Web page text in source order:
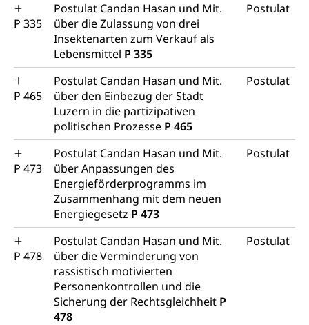
P 335
Postulat Candan Hasan und Mit.
über die Zulassung von drei
Insektenarten zum Verkauf als
Lebensmittel P 335
Postulat
P 465
Postulat Candan Hasan und Mit.
über den Einbezug der Stadt
Luzern in die partizipativen
politischen Prozesse P 465
Postulat
P 473
Postulat Candan Hasan und Mit.
über Anpassungen des
Energieförderprogramms im
Zusammenhang mit dem neuen
Energiegesetz P 473
Postulat
P 478
Postulat Candan Hasan und Mit.
über die Verminderung von
rassistisch motivierten
Personenkontrollen und die
Sicherung der Rechtsgleichheit P
478
Postulat